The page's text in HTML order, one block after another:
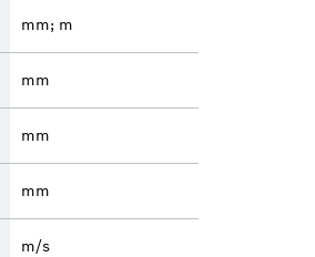
mm; m
mm
mm
mm
m/s